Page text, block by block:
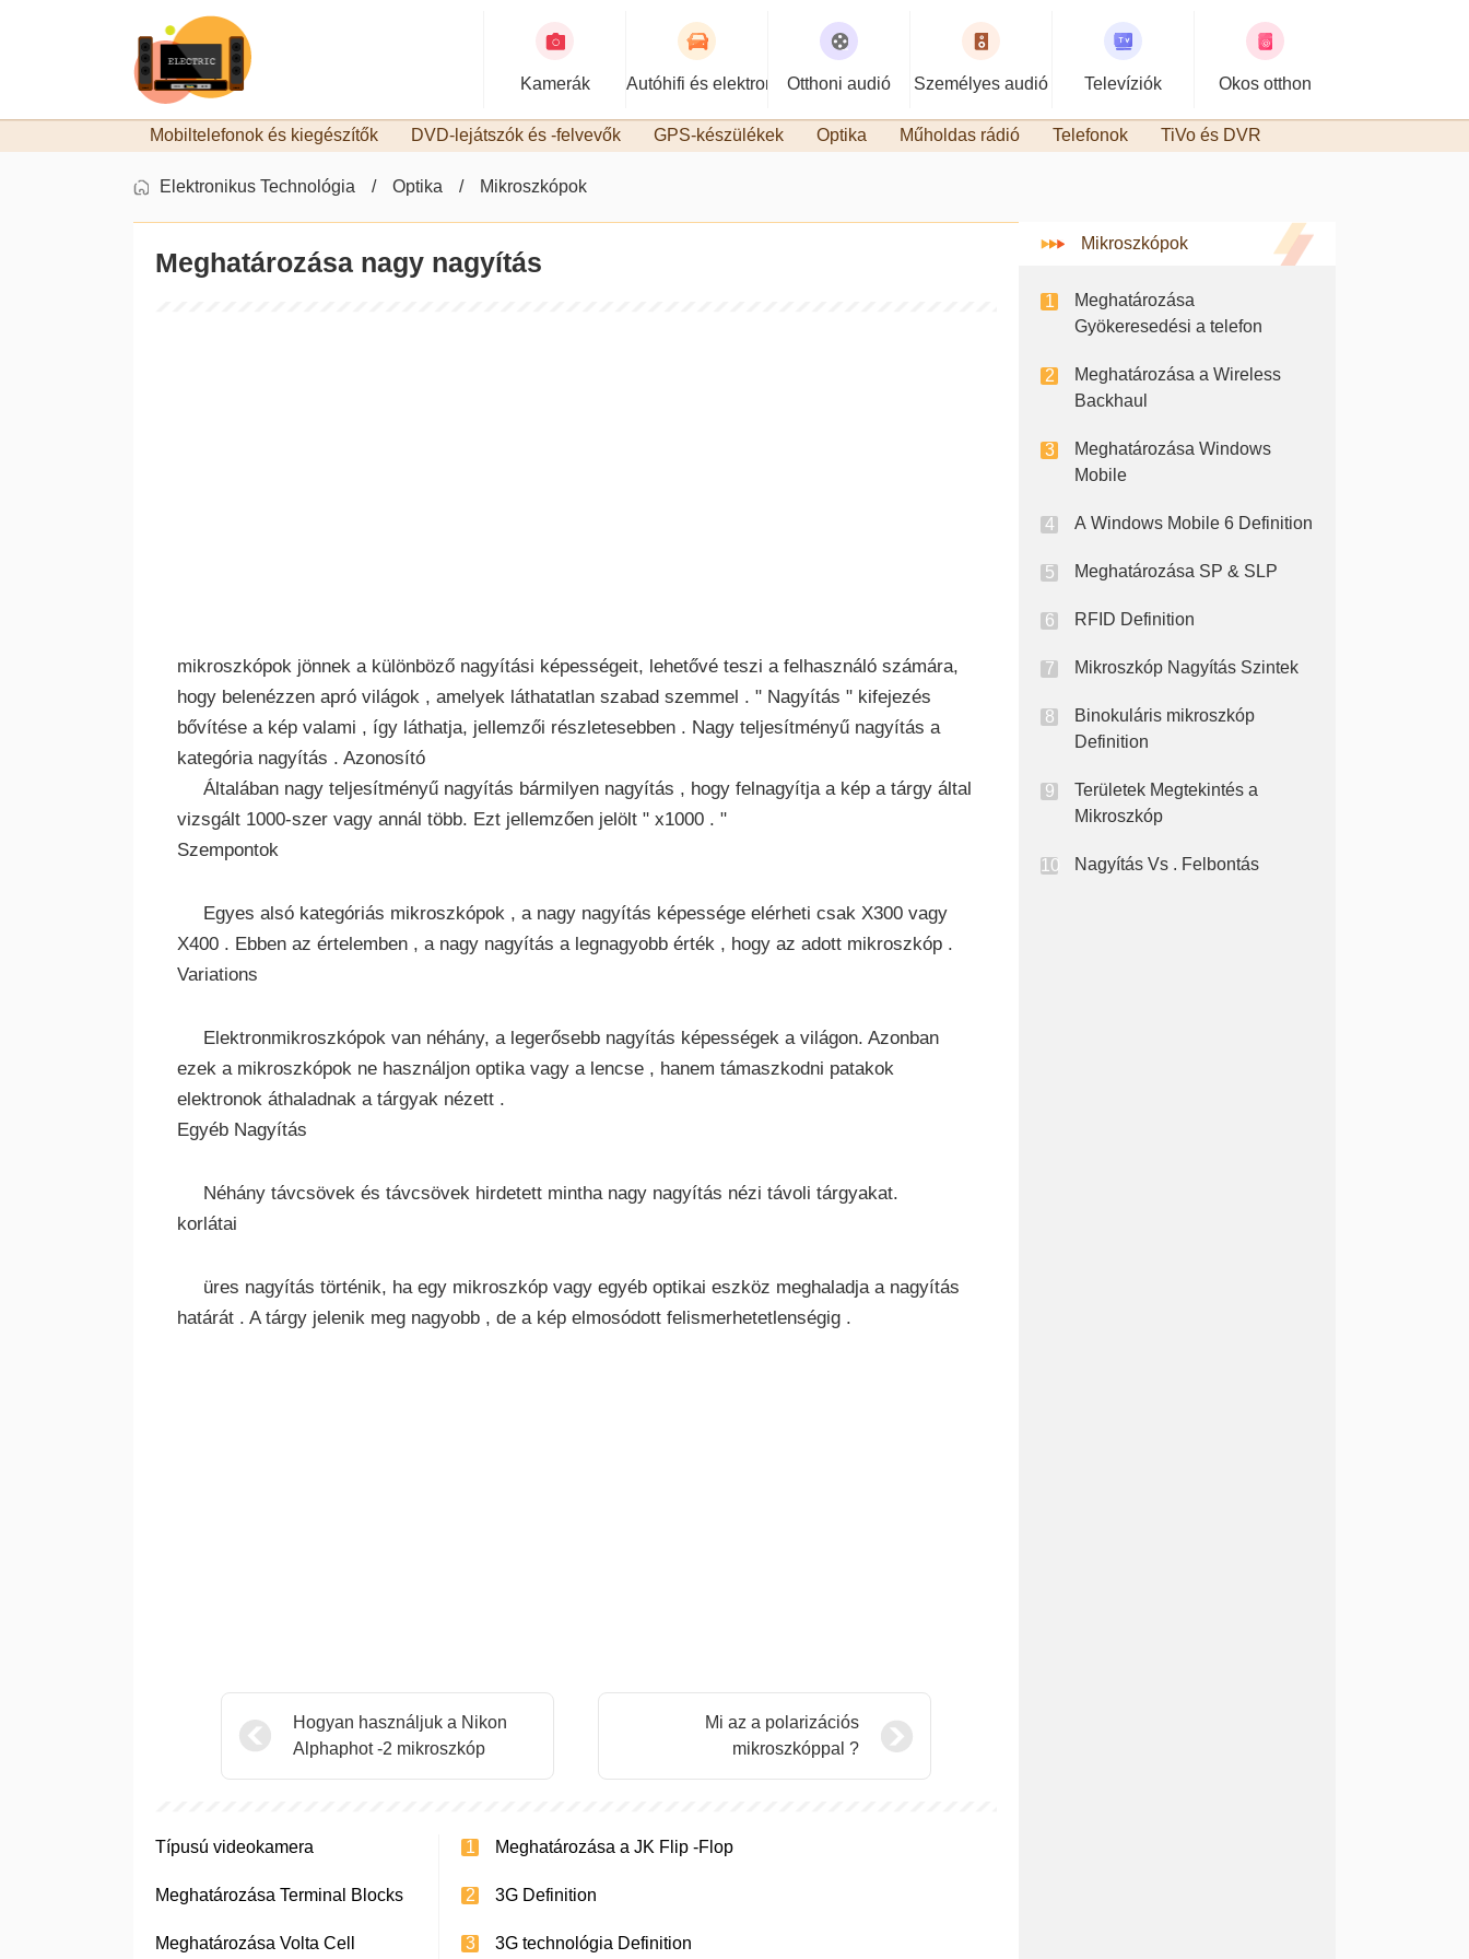
Kamerák Autóhifi és elektronikaOtthoni audió Személyes audió Televíziók Okos otthon
Mobiltelefonok és kiegészítők DVD-lejátszók és -felvevők GPS-készülékek Optika Műholdas rádió Telefonok TiVo és DVR
Elektronikus Technológia Optika Mikroszkópok
Meghatározása nagy nagyítás
mikroszkópok jönnek a különböző nagyítási képességeit, lehetővé teszi a felhasználó számára,
hogy belenézzen apró világok , amelyek láthatatlan szabad szemmel . " Nagyítás " kifejezés
bővítése a kép valami , így láthatja, jellemzői részletesebben . Nagy teljesítményű nagyítás a
kategória nagyítás . Azonosító
Általában nagy teljesítményű nagyítás bármilyen nagyítás , hogy felnagyítja a kép a tárgy által
vizsgált 1000-szer vagy annál több. Ezt jellemzően jelölt " x1000 . "
Szempontok
Egyes alsó kategóriás mikroszkópok , a nagy nagyítás képessége elérheti csak X300 vagy
X400 . Ebben az értelemben , a nagy nagyítás a legnagyobb érték , hogy az adott mikroszkóp .
Variations
Elektronmikroszkópok van néhány, a legerősebb nagyítás képességek a világon. Azonban
ezek a mikroszkópok ne használjon optika vagy a lencse , hanem támaszkodni patakok
elektronok áthaladnak a tárgyak nézett .
Egyéb Nagyítás
Néhány távcsövek és távcsövek hirdetett mintha nagy nagyítás nézi távoli tárgyakat.
korlátai
üres nagyítás történik, ha egy mikroszkóp vagy egyéb optikai eszköz meghaladja a nagyítás
határát . A tárgy jelenik meg nagyobb , de a kép elmosódott felismerhetetlenségig .
Hogyan használjuk a Nikon
Alphaphot -2 mikroszkóp
Mi az a polarizációs
mikroszkóppal ?
Típusú videokamera
Meghatározása Terminal Blocks
Meghatározása Volta Cell
Meghatározása a JK Flip -Flop
3G Definition
3G technológia Definition
Mikroszkópok
Meghatározása
Gyökeresedési a telefon
Meghatározása a Wireless
Backhaul
Meghatározása Windows
Mobile
A Windows Mobile 6 Definition
Meghatározása SP & SLP
RFID Definition
Mikroszkóp Nagyítás Szintek
Binokuláris mikroszkóp
Definition
Területek Megtekintés a
Mikroszkóp
Nagyítás Vs . Felbontás